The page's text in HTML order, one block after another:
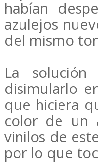
habían
azulejos
del mismo
La
disimularlo
que hiciera
color de un
vinilos de
por lo que